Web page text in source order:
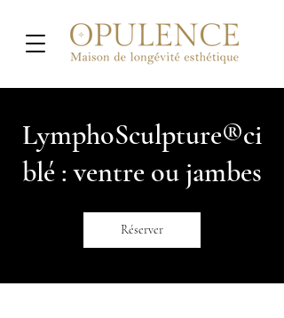
LymphoSculpture®ci
blé : ventre ou jambes
Réserver